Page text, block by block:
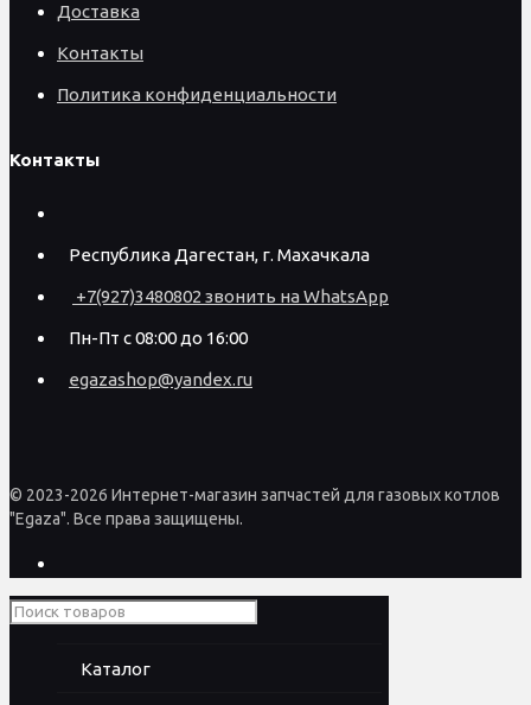
Доставка
Контакты
Политика конфиденциальности
Контакты
Республика Дагестан, г. Махачкала
+7(927)3480802 звонить на WhatsApp
Пн-Пт с 08:00 до 16:00
egazashop@yandex.ru
© 2023-2026 Интернет-магазин запчастей для газовых котлов
"Egaza". Все права защищены.
Каталог